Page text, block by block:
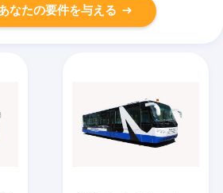
なたの要件を与える